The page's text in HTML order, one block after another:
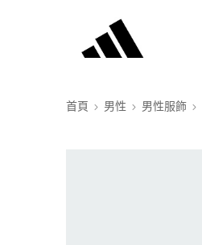
首頁 男性 男性服飾